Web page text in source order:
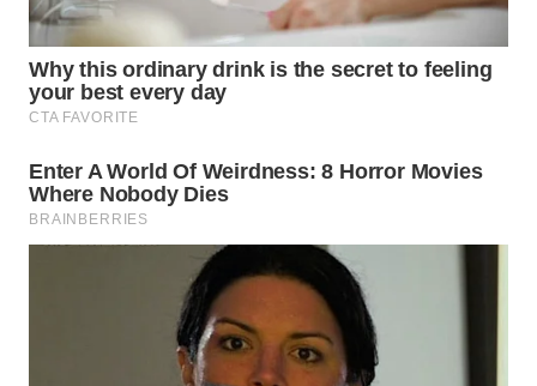
WAHANANEWS
CO ID
WAHANANEWS
WAHANA
SPORT